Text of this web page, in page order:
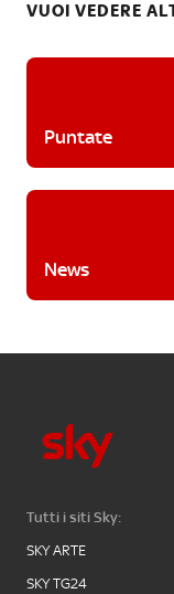
VUOI VEDERE
Puntate
News
Tutti i siti Sky:
SKY ARTE
SKY TG24